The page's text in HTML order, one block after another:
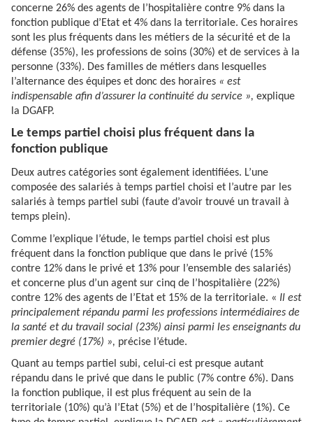
concerne 26% des agents de l’hospitalière contre 9% dans la
fonction publique d’Etat et 4% dans la territoriale. Ces horaires
sont les plus fréquents dans les métiers de la sécurité et de la
défense (35%), les professions de soins (30%) et de services à la
personne (33%). Des familles de métiers dans lesquelles
l’alternance des équipes et donc des horaires « est
indispensable afin d’assurer la continuité du service », explique
la DGAFP.
Le temps partiel choisi plus fréquent dans la
fonction publique
Deux autres catégories sont également identifiées. L’une
composée des salariés à temps partiel choisi et l’autre par les
salariés à temps partiel subi (faute d’avoir trouvé un travail à
temps plein).
Comme l’explique l’étude, le temps partiel choisi est plus
fréquent dans la fonction publique que dans le privé (15%
contre 12% dans le privé et 13% pour l’ensemble des salariés)
et concerne plus d’un agent sur cinq de l’hospitalière (22%)
contre 12% des agents de l’Etat et 15% de la territoriale. « Il est
principalement répandu parmi les professions intermédiaires de
la santé et du travail social (23%) ainsi parmi les enseignants du
premier degré (17%) », précise l’étude.
Quant au temps partiel subi, celui-ci est presque autant
répandu dans le privé que dans le public (7% contre 6%). Dans
la fonction publique, il est plus fréquent au sein de la
territoriale (10%) qu’à l’Etat (5%) et de l’hospitalière (1%). Ce